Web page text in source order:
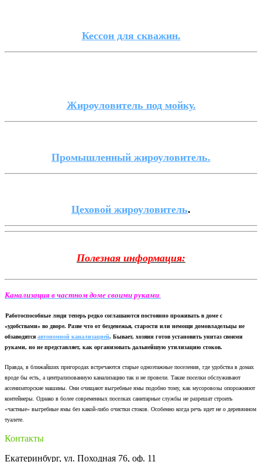
Кессон для скважин.
Жироуловитель под мойку.
Промышленный жироуловитель.
Цеховой жироуловитель.
Полезная информация:
Канализация в частном доме своими руками
Работоспособные люди теперь редко соглашаются постоянно проживать в доме с
«удобствами» во дворе. Разве что от безденежья, старости или немощи домовладельцы не
обзаводятся автономной канализацией. Бывает, хозяин готов установить унитаз своими
руками, но не представляет, как организовать дальнейшую утилизацию стоков.
Правда, в ближайших пригородах встречаются старые одноэтажные поселения, где удобства в домах
вроде бы есть, а централизованную канализацию так и не провели. Такие поселки обслуживают
ассенизаторские машины. Они очищают выгребные ямы подобно тому, как мусоровозы опорожняют
контейнеры. Однако в более современных поселках санитарные службы не разрешат строить
«частные» выгребные ямы без какой-либо очистки стоков. Особенно когда речь идет не о деревянном
туалете.
Контакты
Екатеринбург, ул. Походная 76, оф. 11